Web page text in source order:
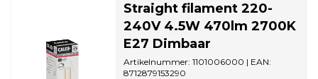
Straight filament 220-
240V 4.5W 470lm 2700K
E27 Dimbaar
Artikelnummer: 1101006000 | EAN:
8712879153290